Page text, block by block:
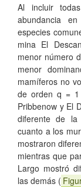
Al incluir
abundancia
especies
mina El
menor número
menor
mamíferos no
de orden q = 1
Pribbenow y El
diferente de
cuanto a los
mostraron
mientras que
Largo mostró
las demás (